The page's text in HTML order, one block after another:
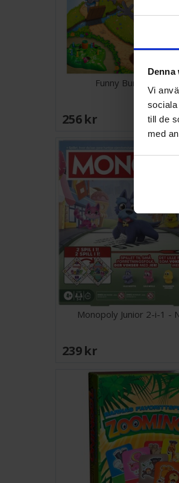
Denna
Vi
till de
med
Funny Bunny
256 SEK
Monopoly Junior 2-i-1 -
239 SEK